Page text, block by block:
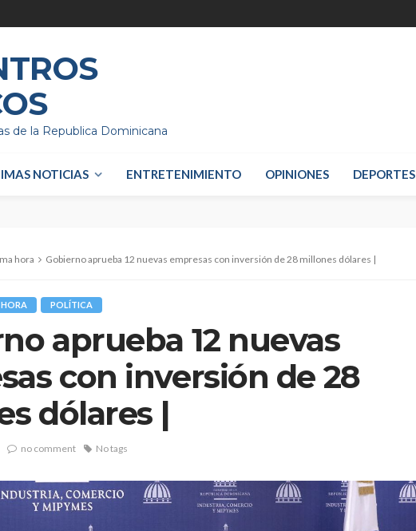
de la Republica Dominicana
NOTICIAS ENTRETENIMIENTO OPINIONES DEPORTES
hora Gobierno aprueba 12 nuevas empresas con inversión de 28 millones dólares |
POLÍTICA
aprueba 12 nuevas
con inversión de 28
dólares |
no comment No tags